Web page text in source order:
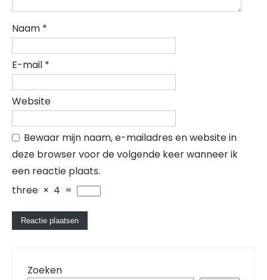
Naam *
E-mail *
Website
Bewaar mijn naam, e-mailadres en website in
deze browser voor de volgende keer wanneer ik
een reactie plaats.
three × 4 =
Zoeken